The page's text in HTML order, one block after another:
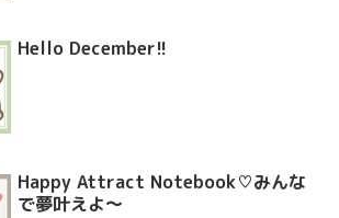
Hello December!!
Happy Attract Notebook♡みんな
で夢叶えよ〜